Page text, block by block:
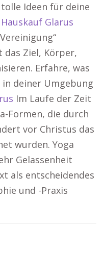
Ideen für deine
Hauskauf Glarus
Ziel, Körper,
Erfahre, was
in deiner Umgebung
Im Laufe der Zeit
Formen, die durch
vor Christus das
wurden. Yoga
Gelassenheit
als entscheidendes
und -Praxis